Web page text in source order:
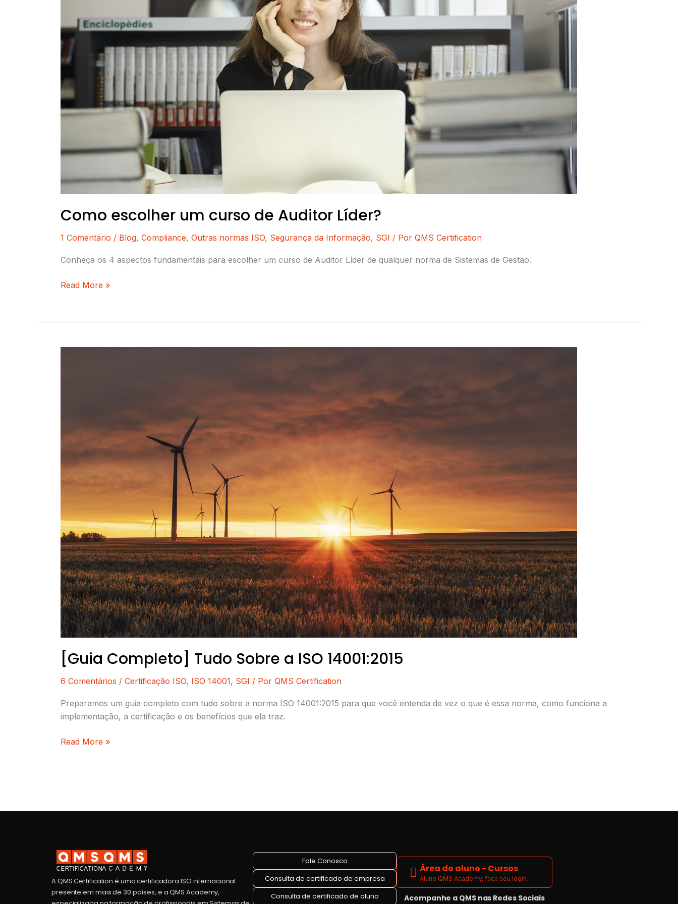
Como escolher um curso de Auditor Líder?
1 Comentário / Blog, Compliance, Outras normas ISO, Segurança da Informação, SGI / Por QMS Certification
Conheça os 4 aspectos fundamentais para escolher um curso de Auditor Líder de qualquer norma de Sistemas de Gestão.
Read More »
[Guia Completo] Tudo Sobre a ISO 14001:2015
6 Comentários / Certificação ISO, ISO 14001, SGI / Por QMS Certification
Preparamos um guia completo com tudo sobre a norma ISO 14001:2015 para que você entenda de vez o que é essa norma, como funciona a
implementação, a certificação e os benefícios que ela traz.
14001:2015
Read More »
A QMS Certification é uma certificadora ISO internacional
presente em mais de 30 países, e a QMS Academy,
Fale Conosco
Consulta de certificado de empresa
Consulta de certificado de aluno
Área do aluno - Cursos
Aluno QMS Academy, faça seu login.
Acompanhe a QMS nas Redes Sociais